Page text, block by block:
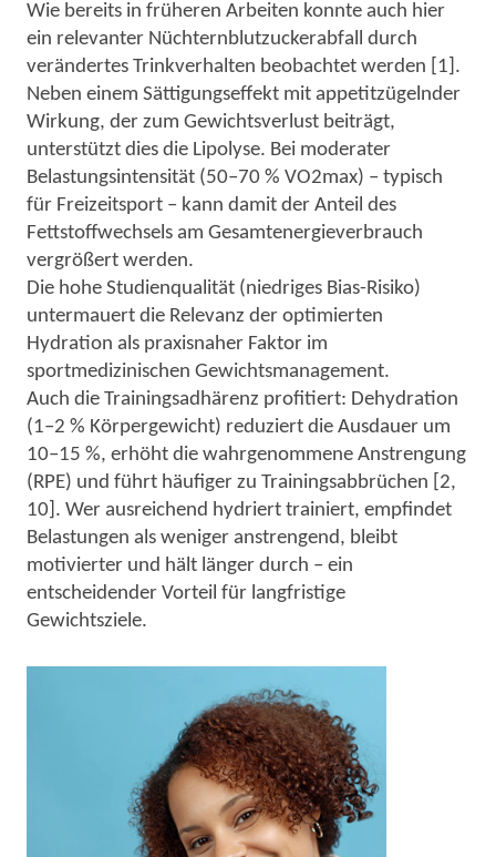
Wie bereits in früheren Arbeiten konnte auch hier
ein relevanter Nüchternblutzuckerabfall durch
verändertes Trinkverhalten beobachtet werden [1].
Neben einem Sättigungseffekt mit appetitzügelnder
Wirkung, der zum Gewichtsverlust beiträgt,
unterstützt dies die Lipolyse. Bei moderater
Belastungsintensität (50–70 % VO2max) – typisch
für Freizeitsport – kann damit der Anteil des
Fettstoffwechsels am Gesamtenergieverbrauch
vergrößert werden.
Die hohe Studienqualität (niedriges Bias-Risiko)
untermauert die Relevanz der optimierten
Hydration als praxisnaher Faktor im
sportmedizinischen Gewichtsmanagement.
Auch die Trainingsadhärenz profitiert: Dehydration
(1–2 % Körpergewicht) reduziert die Ausdauer um
10–15 %, erhöht die wahrgenommene Anstrengung
(RPE) und führt häufiger zu Trainingsabbrüchen [2,
10]. Wer ausreichend hydriert trainiert, empfindet
Belastungen als weniger anstrengend, bleibt
motivierter und hält länger durch – ein
entscheidender Vorteil für langfristige
Gewichtsziele.